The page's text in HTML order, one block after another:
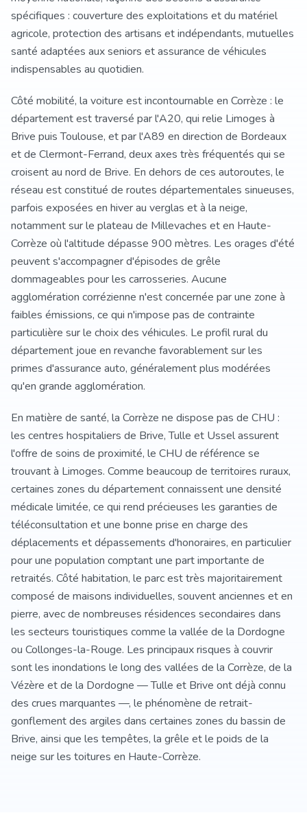
spécifiques : couverture des exploitations et du matériel
agricole, protection des artisans et indépendants, mutuelles
santé adaptées aux seniors et assurance de véhicules
indispensables au quotidien.
Côté mobilité, la voiture est incontournable en Corrèze : le
département est traversé par l'A20, qui relie Limoges à
Brive puis Toulouse, et par l'A89 en direction de Bordeaux
et de Clermont-Ferrand, deux axes très fréquentés qui se
croisent au nord de Brive. En dehors de ces autoroutes, le
réseau est constitué de routes départementales sinueuses,
parfois exposées en hiver au verglas et à la neige,
notamment sur le plateau de Millevaches et en Haute-
Corrèze où l'altitude dépasse 900 mètres. Les orages d'été
peuvent s'accompagner d'épisodes de grêle
dommageables pour les carrosseries. Aucune
agglomération corrézienne n'est concernée par une zone à
faibles émissions, ce qui n'impose pas de contrainte
particulière sur le choix des véhicules. Le profil rural du
département joue en revanche favorablement sur les
primes d'assurance auto, généralement plus modérées
qu'en grande agglomération.
En matière de santé, la Corrèze ne dispose pas de CHU :
les centres hospitaliers de Brive, Tulle et Ussel assurent
l'offre de soins de proximité, le CHU de référence se
trouvant à Limoges. Comme beaucoup de territoires ruraux,
certaines zones du département connaissent une densité
médicale limitée, ce qui rend précieuses les garanties de
téléconsultation et une bonne prise en charge des
déplacements et dépassements d'honoraires, en particulier
pour une population comptant une part importante de
retraités. Côté habitation, le parc est très majoritairement
composé de maisons individuelles, souvent anciennes et en
pierre, avec de nombreuses résidences secondaires dans
les secteurs touristiques comme la vallée de la Dordogne
ou Collonges-la-Rouge. Les principaux risques à couvrir
sont les inondations le long des vallées de la Corrèze, de la
Vézère et de la Dordogne — Tulle et Brive ont déjà connu
des crues marquantes —, le phénomène de retrait-
gonflement des argiles dans certaines zones du bassin de
Brive, ainsi que les tempêtes, la grêle et le poids de la
neige sur les toitures en Haute-Corrèze.